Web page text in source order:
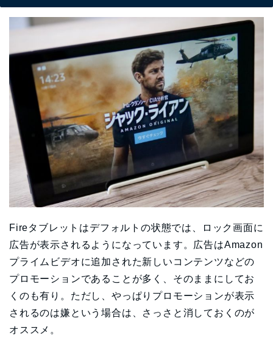
Fireタブレットはデフォルトの状態では、ロック画面に
広告が表示されるようになっています。広告はAmazon
プライムビデオに追加された新しいコンテンツなどの
プロモーションであることが多く、そのままにしてお
くのも有り。ただし、やっぱりプロモーションが表示
されるのは嫌という場合は、さっさと消しておくのが
オススメ。